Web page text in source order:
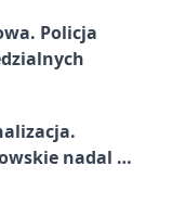
Policja
nadal w